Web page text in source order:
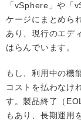
「vSphere」や「
ケージにまとめら
あり、現行のエデ
はらんでいます。
もし、利用中の機
コストを払わなけ
す。製品終了（
もあり、長期運用